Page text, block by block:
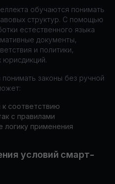
обучаются понимать
структур. С помощью
естественного языка
документы,
и политики,
юрисдикций.
законы без ручной
соответствию
с правилами
логику применения
условий смарт-